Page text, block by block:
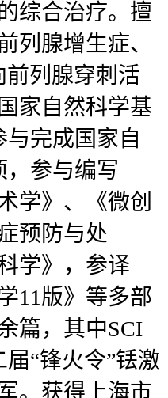
综合治疗。擅
列腺增生症、
前列腺穿刺活
家自然科学基
完成国家自
，参与编写
学》、《微创
预防与处
学》，参译
11版》等多部
篇，其中SCI
“锋火令”铥激
。获得上海市